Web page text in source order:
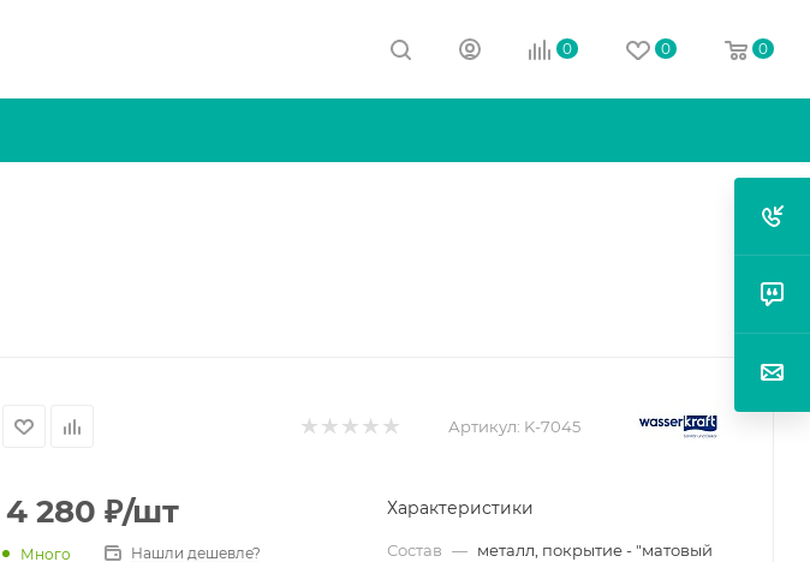
0 0 0
Артикул: K-7045
4 280 ₽/шт
Много Нашли дешевле?
Характеристики
Состав — металл, покрытие - "матовый